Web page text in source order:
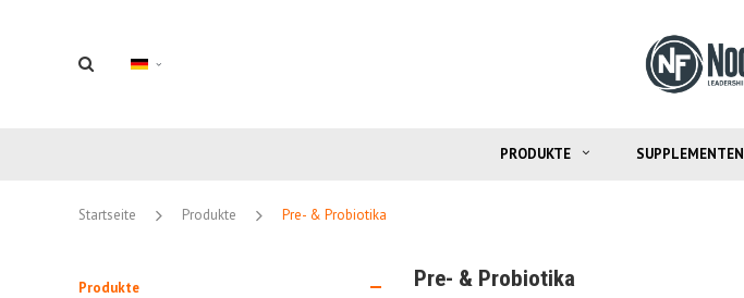
PRODUKTE SUPPLEMENTEN
Startseite Produkte Pre- & Probiotika
Produkte Pre- & Probiotika